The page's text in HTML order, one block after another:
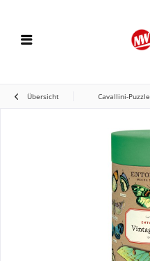
Übersicht Cavallini-Puzzle